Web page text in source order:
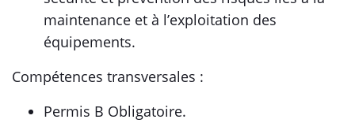
maintenance et à l’exploitation des
équipements.
Compétences transversales :
Permis B Obligatoire.